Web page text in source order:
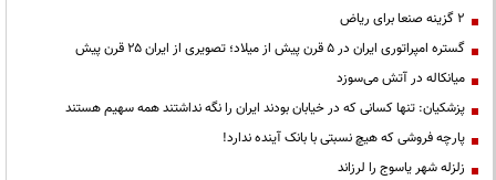
۲ گزینه صنعا برای ریاض
گستره امپراتوری ایران در ۵ قرن پیش از میلاد؛ تصویری از ایران ۲۵ قرن پیش
میانکاله در آتش می‌سوزد
پزشکیان: تنها کسانی که در خیابان بودند ایران را نگه نداشتند همه سهیم هستند
پارچه فروشی که هیچ نسبتی با بانک آینده ندارد!
زلزله شهر یاسوج را لرزاند